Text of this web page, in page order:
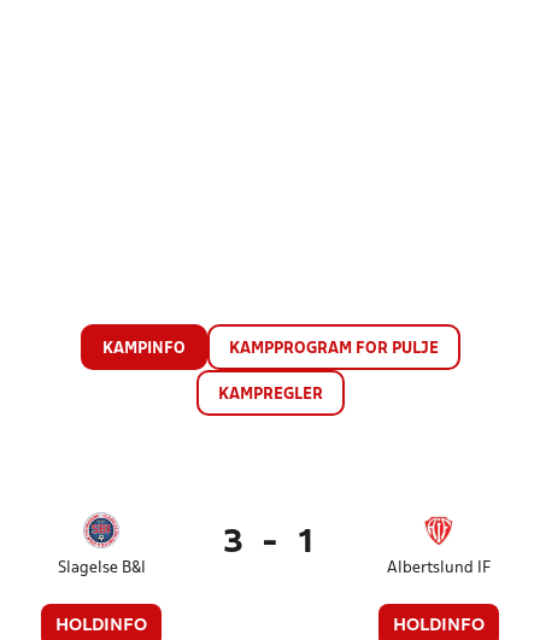
KAMPINFO KAMPPROGRAM FOR PULJE
KAMPREGLER
Slagelse B&I
HOLDINFO
3 - 1
Albertslund IF
HOLDINFO